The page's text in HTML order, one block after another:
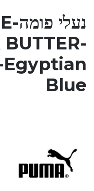
נעלי פומה-
Egyptian
Blue